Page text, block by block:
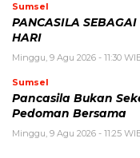
Sumsel
PANCASILA
HARI
Minggu, 9 Agu 2026 - 11:30
Sumsel
Pancasila Bukan
Pedoman Bersama
Minggu, 9 Agu 2026 - 11:25